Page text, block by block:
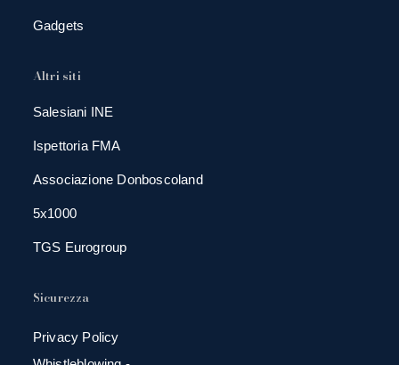
Gadgets
Altri siti
Salesiani INE
Ispettoria FMA
Associazione Donboscoland
5x1000
TGS Eurogroup
Sicurezza
Privacy Policy